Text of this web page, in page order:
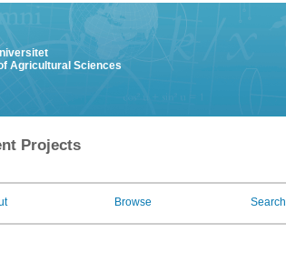
Agricultural Sciences
Projects
Browse Search